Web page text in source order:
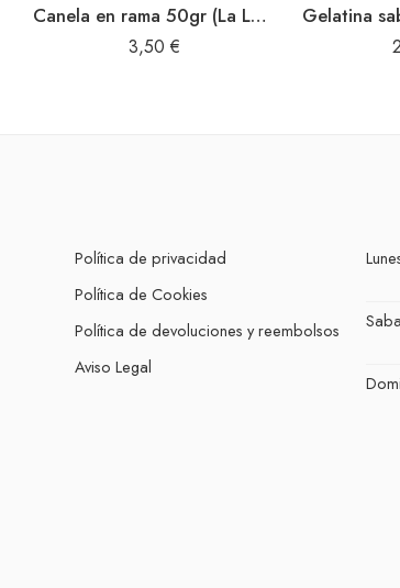
Canela en rama 50gr (La Latina)
3,50 €
Gelatina
Política de privacidad
Política de Cookies
Política de devoluciones y reembolsos
Aviso Legal